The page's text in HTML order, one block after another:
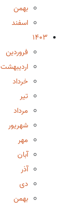
بهمن
اسفند
1403
فروردین
اردیبهشت
خرداد
تیر
مرداد
شهریور
مهر
آبان
آذر
دی
بهمن